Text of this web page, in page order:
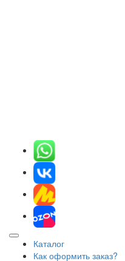
Каталог
Как оформить заказ?